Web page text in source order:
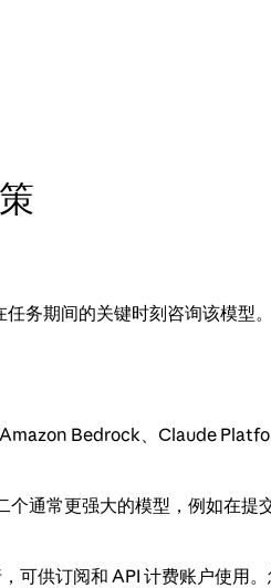
务期间的关键时刻咨询该模型。
Bedrock、Claude
通常更强大的模型，例如在
可供订阅和 API 计费账户使用